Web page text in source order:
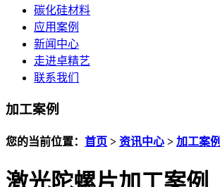
碳化硅材料
应用案例
新闻中心
走进卓精艺
联系我们
加工案例
您的当前位置： 首页 > 资讯中心 > 加工案例